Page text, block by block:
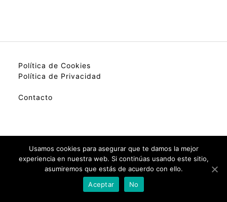
Política de Cookies
Política de Privacidad
Contacto
Usamos cookies para asegurar que te damos la mejor
experiencia en nuestra web. Si continúas usando este sitio,
asumiremos que estás de acuerdo con ello.
Aceptar
No
Check Availability(Disponibilidad)